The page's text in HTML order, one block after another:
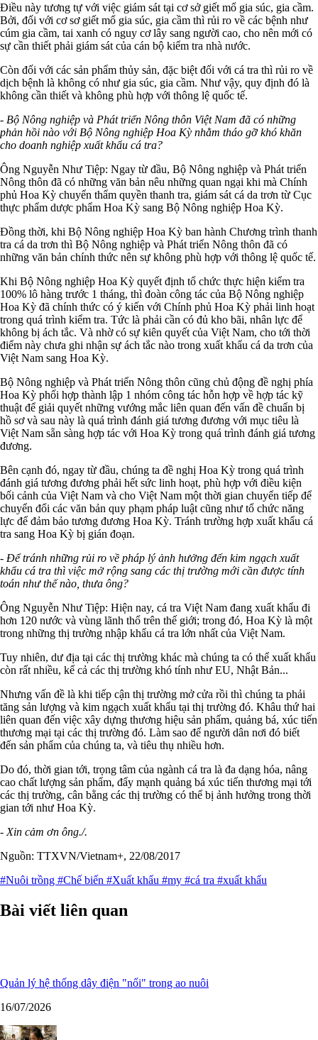
Điều này tương tự với việc giám sát tại cơ sở giết mổ gia súc, gia cầm.
Bởi, đối với cơ sơ giết mổ gia súc, gia cầm thì rủi ro về các bệnh như
cúm gia cầm, tai xanh có nguy cơ lây sang người cao, cho nên mới có
sự cần thiết phải giám sát của cán bộ kiểm tra nhà nước.
Còn đối với các sản phẩm thủy sản, đặc biệt đối với cá tra thì rủi ro về
dịch bệnh là không có như gia súc, gia cầm. Như vậy, quy định đó là
không cần thiết và không phù hợp với thông lệ quốc tế.
- Bộ Nông nghiệp và Phát triển Nông thôn Việt Nam đã có những
phản hồi nào với Bộ Nông nghiệp Hoa Kỳ nhằm tháo gỡ khó khăn
cho doanh nghiệp xuất khẩu cá tra?
Ông Nguyễn Như Tiệp: Ngay từ đầu, Bộ Nông nghiệp và Phát triển
Nông thôn đã có những văn bản nêu những quan ngại khi mà Chính
phủ Hoa Kỳ chuyển thẩm quyền thanh tra, giám sát cá da trơn từ Cục
thực phẩm dược phẩm Hoa Kỳ sang Bộ Nông nghiệp Hoa Kỳ.
Đồng thời, khi Bộ Nông nghiệp Hoa Kỳ ban hành Chương trình thanh
tra cá da trơn thì Bộ Nông nghiệp và Phát triển Nông thôn đã có
những văn bản chính thức nên sự không phù hợp với thông lệ quốc tế.
Khi Bộ Nông nghiệp Hoa Kỳ quyết định tổ chức thực hiện kiểm tra
100% lô hàng trước 1 tháng, thì đoàn công tác của Bộ Nông nghiệp
Hoa Kỳ đã chính thức có ý kiến với Chính phủ Hoa Kỳ phải linh hoạt
trong quá trình kiểm tra. Tức là phải cần có đủ kho bãi, nhân lực để
không bị ách tắc. Và nhờ có sự kiên quyết của Việt Nam, cho tới thời
điểm này chưa ghi nhận sự ách tắc nào trong xuất khẩu cá da trơn của
Việt Nam sang Hoa Kỳ.
Bộ Nông nghiệp và Phát triển Nông thôn cũng chủ động đề nghị phía
Hoa Kỳ phối hợp thành lập 1 nhóm công tác hỗn hợp về hợp tác kỹ
thuật để giải quyết những vướng mắc liên quan đến vấn đề chuẩn bị
hồ sơ và sau này là quá trình đánh giá tương đương với mục tiêu là
Việt Nam sẵn sàng hợp tác với Hoa Kỳ trong quá trình đánh giá tương
đương.
Bên cạnh đó, ngay từ đầu, chúng ta đề nghị Hoa Kỳ trong quá trình
đánh giá tương đương phải hết sức linh hoạt, phù hợp với điều kiện
bối cảnh của Việt Nam và cho Việt Nam một thời gian chuyển tiếp để
chuyển đổi các văn bản quy phạm pháp luật cũng như tổ chức năng
lực để đảm bảo tương đương Hoa Kỳ. Tránh trường hợp xuất khẩu cá
tra sang Hoa Kỳ bị gián đoạn.
- Để tránh những rủi ro về pháp lý ảnh hưởng đến kim ngạch xuất
khẩu cá tra thì việc mở rộng sang các thị trường mới cần được tính
toán như thế nào, thưa ông?
Ông Nguyễn Như Tiệp: Hiện nay, cá tra Việt Nam đang xuất khẩu đi
hơn 120 nước và vùng lãnh thổ trên thế giới; trong đó, Hoa Kỳ là một
trong những thị trường nhập khẩu cá tra lớn nhất của Việt Nam.
Tuy nhiên, dư địa tại các thị trường khác mà chúng ta có thể xuất khẩu
còn rất nhiều, kể cả các thị trường khó tính như EU, Nhật Bản...
Nhưng vấn đề là khi tiếp cận thị trường mở cửa rồi thì chúng ta phải
tăng sản lượng và kim ngạch xuất khẩu tại thị trường đó. Khâu thứ hai
liên quan đến việc xây dựng thương hiệu sản phẩm, quảng bá, xúc tiến
thương mại tại các thị trường đó. Làm sao để người dân nơi đó biết
đến sản phẩm của chúng ta, và tiêu thụ nhiều hơn.
Do đó, thời gian tới, trọng tâm của ngành cá tra là đa dạng hóa, nâng
cao chất lượng sản phẩm, đẩy mạnh quảng bá xúc tiến thương mại tới
các thị trường, cân bằng các thị trường có thể bị ảnh hưởng trong thời
gian tới như Hoa Kỳ.
- Xin cảm ơn ông./.
Nguồn: TTXVN/Vietnam+, 22/08/2017
#Nuôi trồng #Chế biến #Xuất khẩu #my #cá tra #xuất khẩu
Bài viết liên quan
Quản lý hệ thống dây điện "nối" trong ao nuôi
16/07/2026